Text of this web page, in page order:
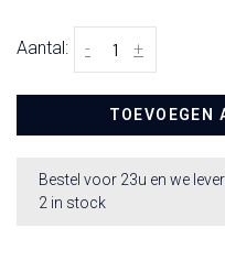
Aantal: +
-
TOEVOEGEN
Bestel voor 23u en we
2 in stock